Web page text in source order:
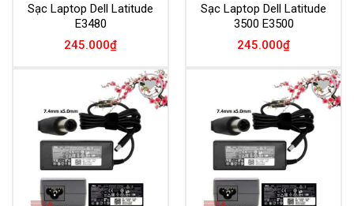
Sạc Laptop Dell Latitude
E3480
245.000₫
Sạc Laptop Dell Latitude
3500 E3500
245.000₫
Add to
Wishlist
Add to
Wishlist